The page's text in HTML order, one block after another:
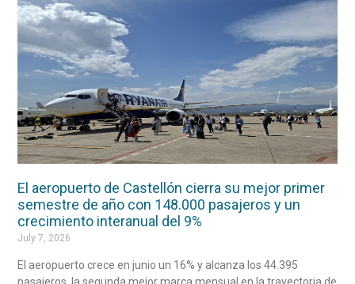
El aeropuerto de Castellón cierra su mejor primer
semestre de año con 148.000 pasajeros y un
crecimiento interanual del 9%
July 7, 2026
El aeropuerto crece en junio un 16% y alcanza los 44.395